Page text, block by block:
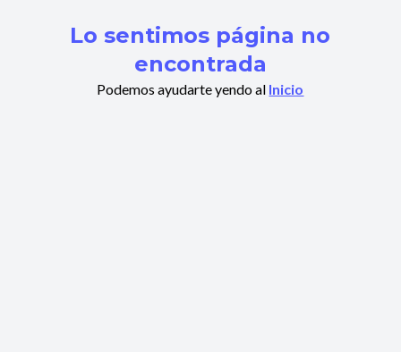
Lo sentimos página no
encontrada
Podemos ayudarte yendo al Inicio